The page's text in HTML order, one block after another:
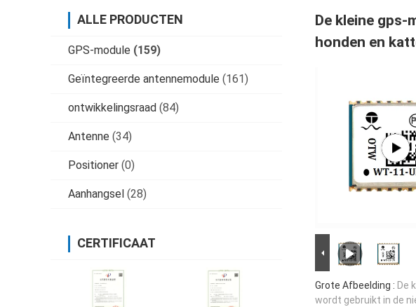
ALLE PRODUCTEN
GPS-module (159)
Geïntegreerde antennemodule (161)
ontwikkelingsraad (84)
Antenne (34)
Positioner (0)
Aanhangsel (28)
CERTIFICAAT
De kleine
honden en
Grote Afbeelding : De
wordt gebruikt in de